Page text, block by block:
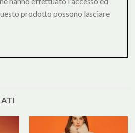
prodotto possono lasciare